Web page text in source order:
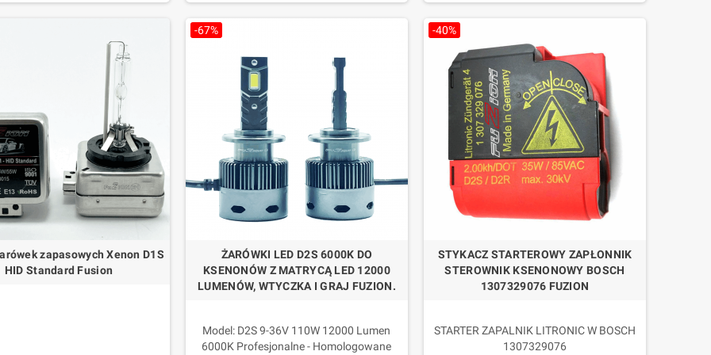
właściwą część?
oryginalny, model pojazdu, typ reflektora oraz typ lampy lub sterownika.
drogowych/klimatycznych
zapasowych Xenon D1S
HID Standard Fusion
-67%
ŻARÓWKI LED D2S 6000K DO
KSENONÓW Z MATRYCĄ LED 12000
LUMENÓW, WTYCZKA I GRAJ FUZION.
Model: D2S 9-36V 110W 12000 Lumen
6000K Profesjonalne - Homologowane
-40%
STYKACZ STARTEROWY ZAPŁONNIK
STEROWNIK KSENONOWY BOSCH
1307329076 FUZION
STARTER ZAPALNIK LITRONIC W BOSCH
1307329076